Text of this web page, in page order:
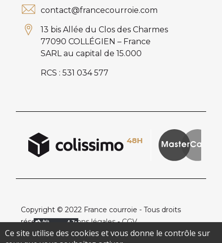
contact@francecourroie.com
13 bis Allée du Clos des Charmes
77090 COLLÉGIEN – France
SARL au capital de 15.000
RCS : 531 034 577
Copyright © 2022 France courroie - Tous droits
réservés -
Mentions légales-CGV
Ce site utilise des cookies et vous donne le contrôle sur